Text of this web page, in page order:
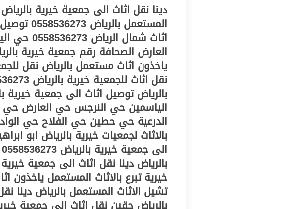
المستعمل
اثاث شمال
العارض الصحافة رقم جمعية خيرية
ياخذون اثاث مستعمل بالرياض نقل
الياسمين حي النرجس حي العارض حي
الدرعية حي حطين حي الفلاح حي
بالاثاث لجمعيات خيرية بالرياض ابو
بالرياض دينا نقل اثاث الى جمعية
خيرية تبرع بالاثاث المستعمل ياخذون
تشيل الاثاث المستعمل بالرياض دينا